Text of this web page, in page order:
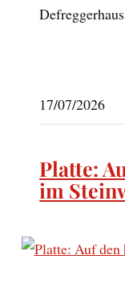
17/07/2026
Platte:
im